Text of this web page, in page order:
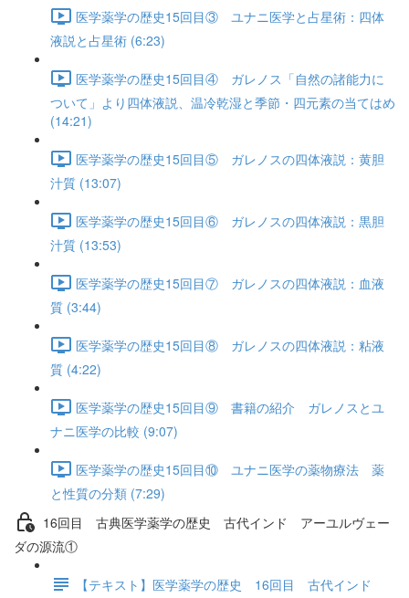
医学薬学の歴史15回目③ ユナニ医学と占星術：四体
液説と占星術 (6:23)
医学薬学の歴史15回目④ ガレノス「自然の諸能力に
ついて」より四体液説、温冷乾湿と季節・四元素の当てはめ
(14:21)
医学薬学の歴史15回目⑤ ガレノスの四体液説：黄胆
汁質 (13:07)
医学薬学の歴史15回目⑥ ガレノスの四体液説：黒胆
汁質 (13:53)
医学薬学の歴史15回目⑦ ガレノスの四体液説：血液
質 (3:44)
医学薬学の歴史15回目⑧ ガレノスの四体液説：粘液
質 (4:22)
医学薬学の歴史15回目⑨ 書籍の紹介 ガレノスとユ
ナニ医学の比較 (9:07)
医学薬学の歴史15回目⑩ ユナニ医学の薬物療法 薬
と性質の分類 (7:29)
16回目 古典医学薬学の歴史 古代インド アーユルヴェー
ダの源流①
【テキスト】医学薬学の歴史 16回目 古代インド